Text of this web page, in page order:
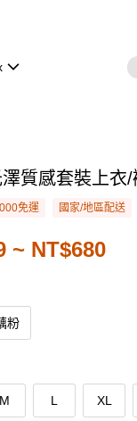
質感套裝上衣/
免運 國家/地區配送
~ NT$680
粉
M L XL